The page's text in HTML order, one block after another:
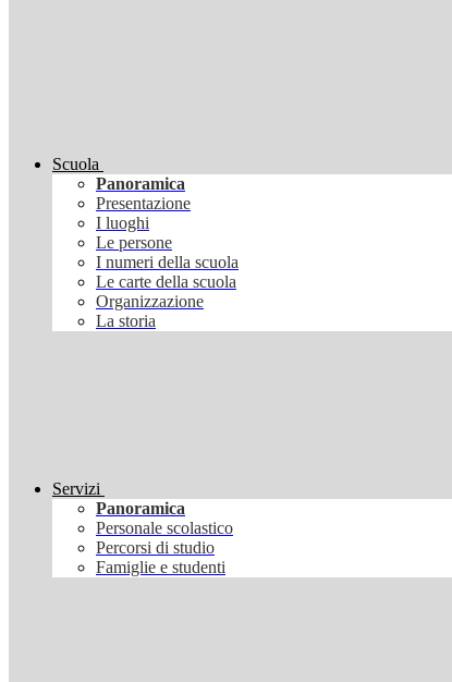
Scuola
Panoramica
Presentazione
I luoghi
Le persone
I numeri della scuola
Le carte della scuola
Organizzazione
La storia
Servizi
Panoramica
Personale scolastico
Percorsi di studio
Famiglie e studenti